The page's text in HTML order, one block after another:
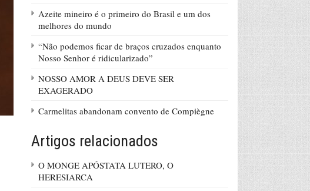
Azeite mineiro é o primeiro do Brasil e um dos
melhores do mundo
“Não podemos ficar de braços cruzados enquanto
Nosso Senhor é ridicularizado”
NOSSO AMOR A DEUS DEVE SER
EXAGERADO
Carmelitas abandonam convento de Compiègne
Artigos relacionados
O MONGE APÓSTATA LUTERO, O
HERESIARCA